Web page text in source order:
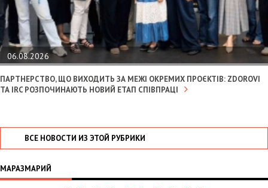
06.08.2026
ПАРТНЕРСТВО, ЩО ВИХОДИТЬ ЗА МЕЖІ ОКРЕМИХ ПРОЄКТІВ: ZDOROVI
ТА IRC РОЗПОЧИНАЮТЬ НОВИЙ ЕТАП СПІВПРАЦІ
ВСЕ НОВОСТИ ИЗ ЭТОЙ РУБРИКИ
МАРАЗМАРИЙ